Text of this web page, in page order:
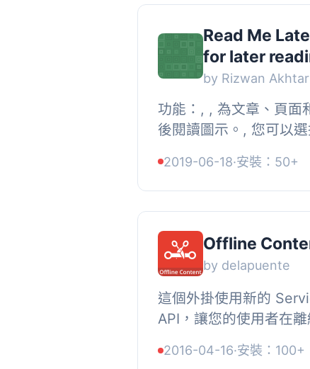
Read Me
for later
by Rizwan Akhtar
功能：, , 為文章、頁面
後閱讀圖示。, 您可以
定文章或頁面的內容中
2019-06-18·安裝：50+
Offline
by delapuente
這個外掛使用新的
API，讓您的使用者在
內容。, 安裝此外掛後，
2016-04-16·安裝：100+